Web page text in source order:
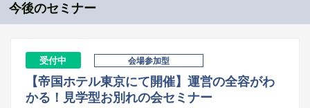
今後のセミナー
受付中 会場参加型
【帝国ホテル東京にて開催】運営の全容がわ
かる！見学型お別れの会セミナー